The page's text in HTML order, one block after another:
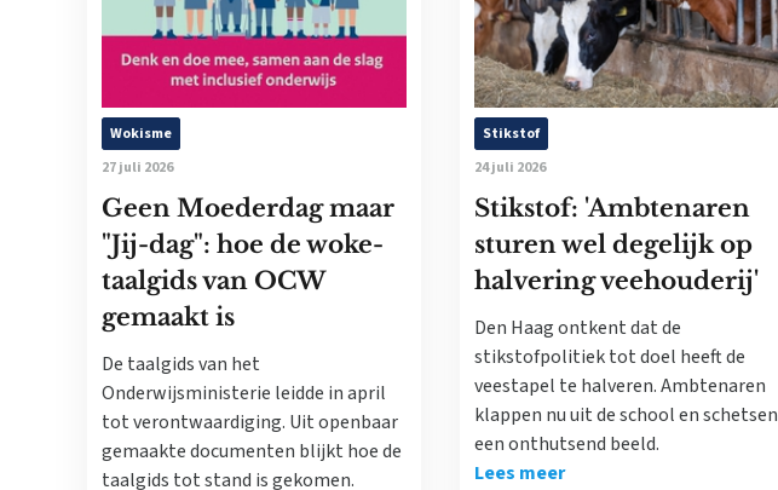
Wokisme
27 juli 2026
Geen Moederdag maar
"Jij-dag": hoe de woke-
taalgids van OCW
gemaakt is
De taalgids van het
Onderwijsministerie leidde in april
tot verontwaardiging. Uit openbaar
gemaakte documenten blijkt hoe de
taalgids tot stand is gekomen.
Stikstof
24 juli 2026
Stikstof: 'Ambtenaren
sturen wel degelijk op
halvering veehouderij'
Den Haag ontkent dat de
stikstofpolitiek tot doel heeft de
veestapel te halveren. Ambtenaren
klappen nu uit de school en schetsen
een onthutsend beeld.
Lees meer